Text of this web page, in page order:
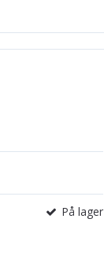
På lager